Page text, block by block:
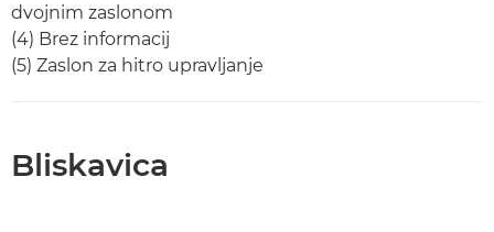
dvojnim zaslonom
(4) Brez informacij
(5) Zaslon za hitro upravljanje
Bliskavica